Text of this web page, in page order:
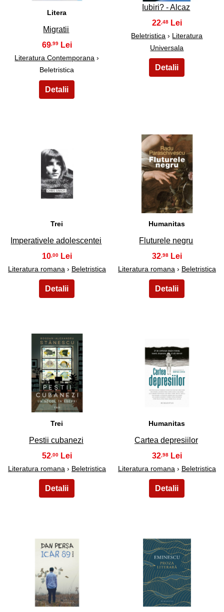
Litera
Migratii
69,99
Literatura Contemporana ›
Beletristica
Iubiri? - Alcaz
22 ,48
Beletristica › Literatura
Universala
13
Trei
Imperativele adolescentei
10,00
Literatura romana › Beletristica
14
Humanitas
Fluturele negru
32 ,98
Literatura romana › Beletristica
15
Trei
Pestii cubanezi
52 ,00
Literatura romana › Beletristica
16
Humanitas
Cartea depresiilor
32 ,98
Literatura romana › Beletristica
17 18